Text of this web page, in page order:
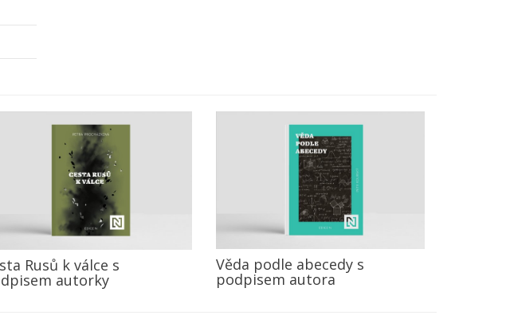
Rusů k válce s
autorky
Věda podle abecedy s
podpisem autora